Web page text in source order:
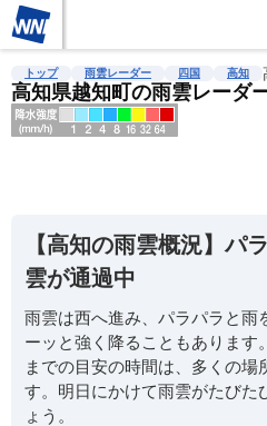
雨雲レーダー 台風情報 地震情報
トップ 雨雲レーダー 四国 高知
高知県越知町の雨雲レーダ
【高知の雨雲概況】パ
雲が通過中
雨雲は西へ進み、パラパラと雨
ーッと強く降ることもあります
までの目安の時間は、多くの場
す。明日にかけて雨雲がたびた
ょう。